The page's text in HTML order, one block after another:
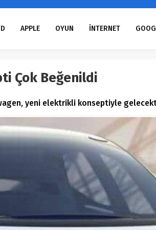
APPLE OYUN İNTERNET
Çok Beğenildi
yeni elektrikli konseptiyle